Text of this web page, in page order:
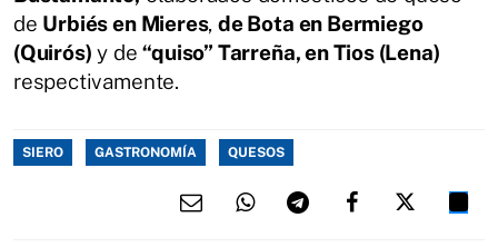
de Urbiés en Mieres,de Bota en Bermiego
(Quirós) y de“quiso” Tarreña, en Tios (Lena)
respectivamente.
SIERO GASTRONOMÍA QUESOS